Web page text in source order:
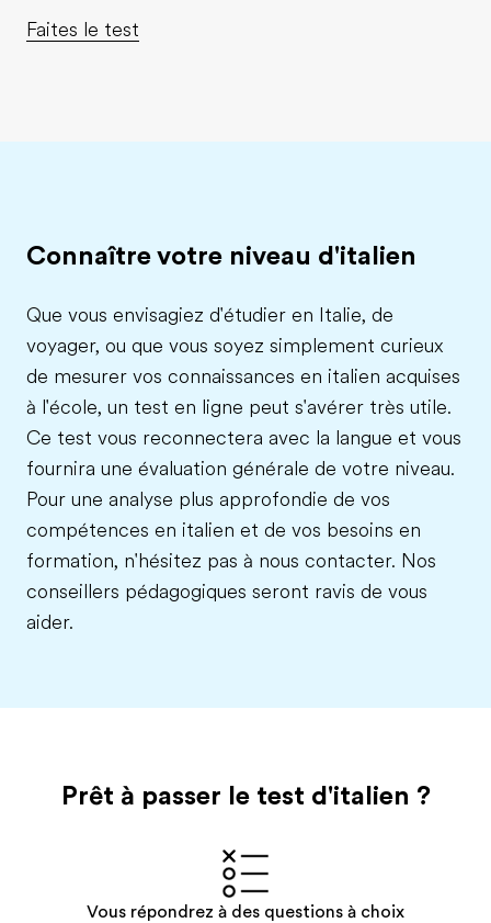
Faites le test
Connaître votre niveau d'italien
Que vous envisagiez d'étudier en Italie, de
voyager, ou que vous soyez simplement curieux
de mesurer vos connaissances en italien acquises
à l'école, un test en ligne peut s'avérer très utile.
Ce test vous reconnectera avec la langue et vous
fournira une évaluation générale de votre niveau.
Pour une analyse plus approfondie de vos
compétences en italien et de vos besoins en
formation, n'hésitez pas à nous contacter. Nos
conseillers pédagogiques seront ravis de vous
aider.
Prêt à passer le test d'italien ?
Vous répondrez à des questions à choix